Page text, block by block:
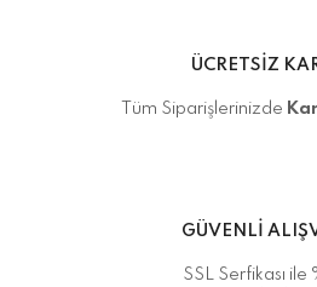
ÜCRETSİZ
Tüm Siparişlerinizde
GÜVENLİ
SSL Serfikası ile